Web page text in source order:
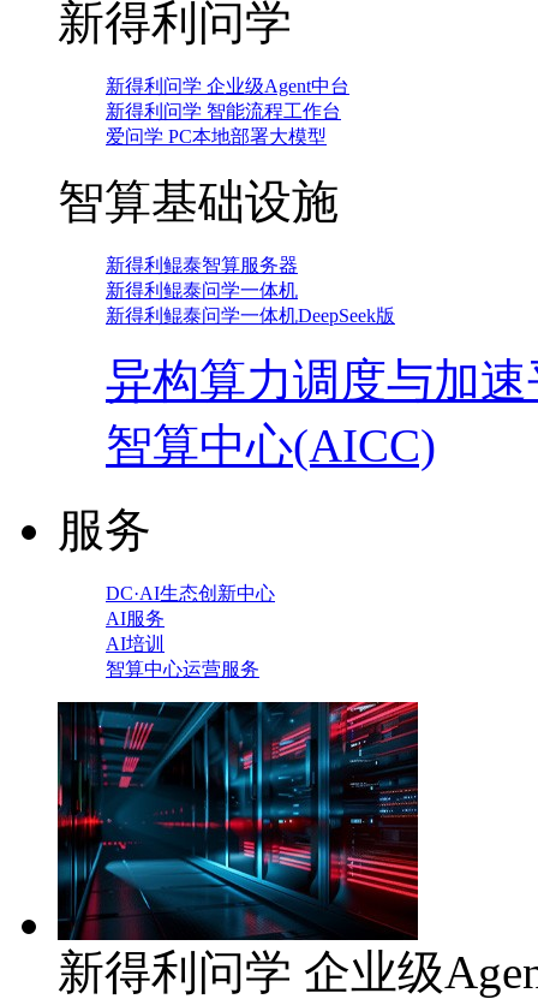
新得利问学
新得利问学 企业级Agent中台
新得利问学 智能流程工作台
爱问学 PC本地部署大模型
智算基础设施
新得利鲲泰智算服务器
新得利鲲泰问学一体机
新得利鲲泰问学一体机DeepSeek版
异构算力调度与加
智算中心(AICC)
服务
DC·AI生态创新中心
AI服务
AI培训
智算中心运营服务
新得利问学 企业级